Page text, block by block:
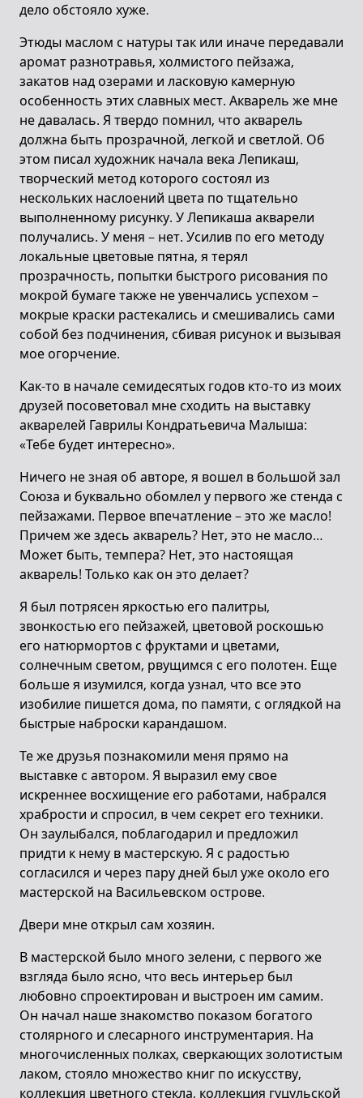
дело обстояло хуже.
Этюды маслом с натуры так или иначе передавали
аромат разнотравья, холмистого пейзажа,
закатов над озерами и ласковую камерную
особенность этих славных мест. Акварель же мне
не давалась. Я твердо помнил, что акварель
должна быть прозрачной, легкой и светлой. Об
этом писал художник начала века Лепикаш,
творческий метод которого состоял из
нескольких наслоений цвета по тщательно
выполненному рисунку. У Лепикаша акварели
получались. У меня – нет. Усилив по его методу
локальные цветовые пятна, я терял
прозрачность, попытки быстрого рисования по
мокрой бумаге также не увенчались успехом –
мокрые краски растекались и смешивались сами
собой без подчинения, сбивая рисунок и вызывая
мое огорчение.
Как-то в начале семидесятых годов кто-то из моих
друзей посоветовал мне сходить на выставку
акварелей Гаврилы Кондратьевича Малыша:
«Тебе будет интересно».
Ничего не зная об авторе, я вошел в большой зал
Союза и буквально обомлел у первого же стенда с
пейзажами. Первое впечатление – это же масло!
Причем же здесь акварель? Нет, это не масло…
Может быть, темпера? Нет, это настоящая
акварель! Только как он это делает?
Я был потрясен яркостью его палитры,
звонкостью его пейзажей, цветовой роскошью
его натюрмортов с фруктами и цветами,
солнечным светом, рвущимся с его полотен. Еще
больше я изумился, когда узнал, что все это
изобилие пишется дома, по памяти, с оглядкой на
быстрые наброски карандашом.
Те же друзья познакомили меня прямо на
выставке с автором. Я выразил ему свое
искреннее восхищение его работами, набрался
храбрости и спросил, в чем секрет его техники.
Он заулыбался, поблагодарил и предложил
придти к нему в мастерскую. Я с радостью
согласился и через пару дней был уже около его
мастерской на Васильевском острове.
Двери мне открыл сам хозяин.
В мастерской было много зелени, с первого же
взгляда было ясно, что весь интерьер был
любовно спроектирован и выстроен им самим.
Он начал наше знакомство показом богатого
столярного и слесарного инструментария. На
многочисленных полках, сверкающих золотистым
лаком, стояло множество книг по искусству,
коллекция цветного стекла, коллекция гуцульской